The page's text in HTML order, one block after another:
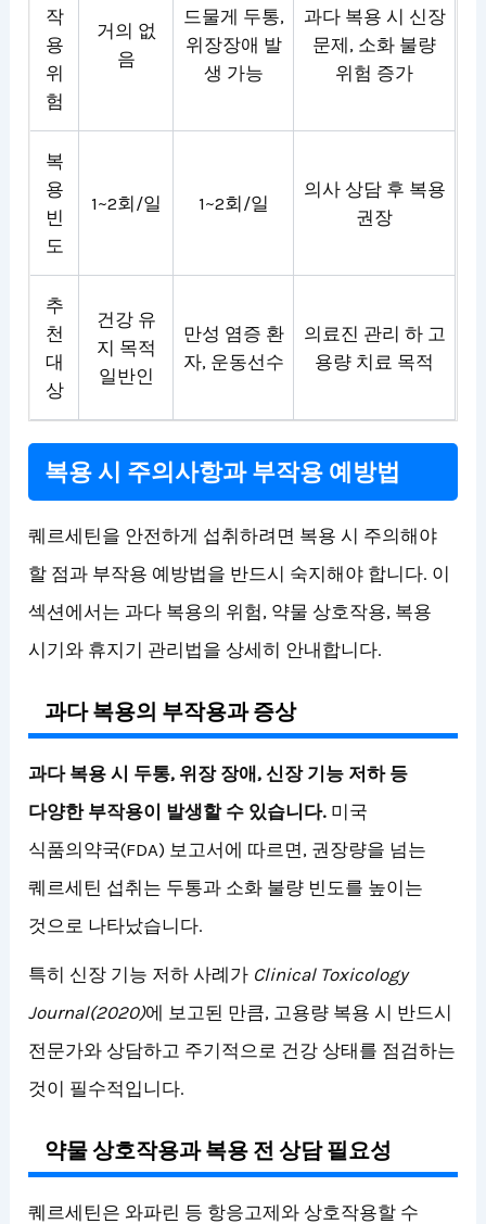
작
용
위
험
거의 없
음
드물게 두통,
위장장애 발
생 가능
과다 복용 시 신장
문제, 소화 불량
위험 증가
복
용
빈
도
1~2회/일 1~2회/일
의사 상담 후 복용
권장
추
천
대
상
건강 유
지 목적
일반인
만성 염증 환
자, 운동선수
의료진 관리 하 고
용량 치료 목적
복용 시 주의사항과 부작용 예방법
퀘르세틴을 안전하게 섭취하려면 복용 시 주의해야
할 점과 부작용 예방법을 반드시 숙지해야 합니다. 이
섹션에서는 과다 복용의 위험, 약물 상호작용, 복용
시기와 휴지기 관리법을 상세히 안내합니다.
과다 복용의 부작용과 증상
과다 복용 시 두통, 위장 장애, 신장 기능 저하 등
다양한 부작용이 발생할 수 있습니다. 미국
식품의약국(FDA) 보고서에 따르면, 권장량을 넘는
퀘르세틴 섭취는 두통과 소화 불량 빈도를 높이는
것으로 나타났습니다.
특히 신장 기능 저하 사례가 Clinical Toxicology
Journal(2020)에 보고된 만큼, 고용량 복용 시 반드시
전문가와 상담하고 주기적으로 건강 상태를 점검하는
것이 필수적입니다.
약물 상호작용과 복용 전 상담 필요성
퀘르세틴은 와파린 등 항응고제와 상호작용할 수